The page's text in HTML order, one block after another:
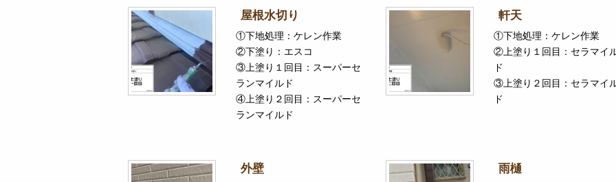
屋根水切り
①下地処理：ケレン作業
②下塗り：エスコ
③上塗り１回目：スーパーセ
ランマイルド
④上塗り２回目：スーパーセ
ランマイルド
軒天
①下地処理：ケレン作業
②上塗り１回目：セラマイ
ド
③上塗り２回目：セラマイ
ド
外壁 雨樋